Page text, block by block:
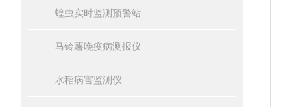
蝗虫实时监测预警站
马铃薯晚疫病测报仪
水稻病害监测仪